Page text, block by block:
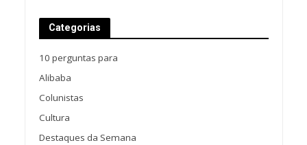
Categorias
10 perguntas para
Alibaba
Colunistas
Cultura
Destaques da Semana